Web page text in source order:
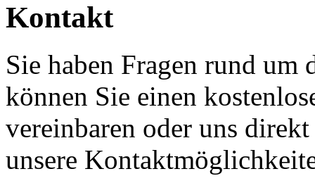
Kontakt
Sie haben Fragen rund um
können Sie einen
vereinbaren oder uns
unsere